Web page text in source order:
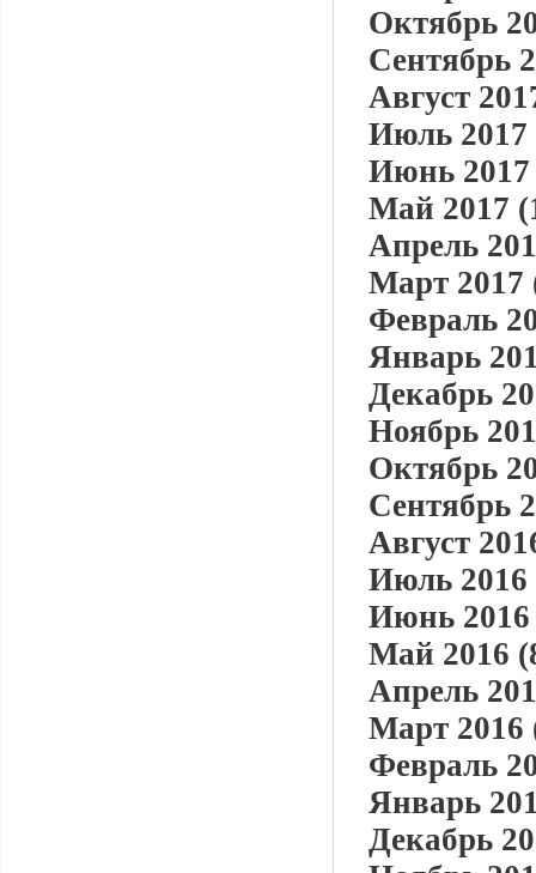
Октябрь
Сентябрь
Август
Июль 2017
Июнь 2017
Май 2017
Апрель
Март 2017
Февраль
Январь
Декабрь
Ноябрь
Октябрь
Сентябрь
Август
Июль 2016
Июнь 2016
Май 2016
Апрель
Март 2016
Февраль
Январь
Декабрь